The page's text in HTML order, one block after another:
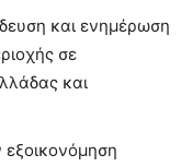
και ενημέρωση
σε
και
εξοικονόμηση